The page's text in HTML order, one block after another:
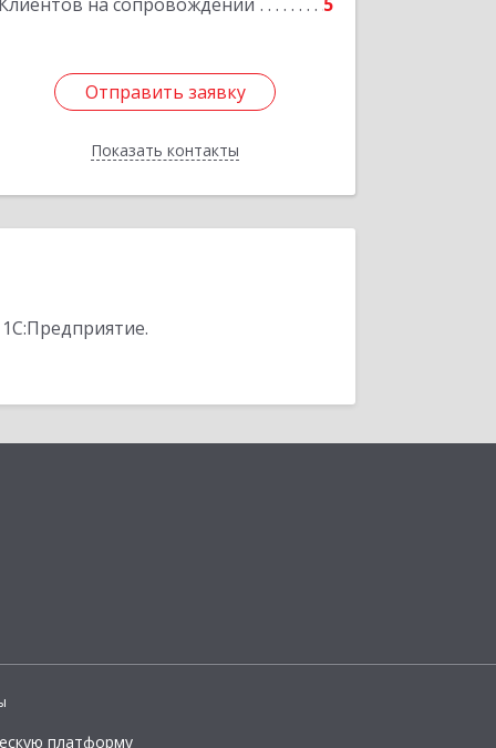
Отправить заявку
Показать контакты
Отправить заявку
Назад
платформу